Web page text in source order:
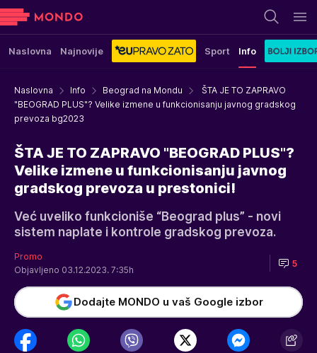
Naslovna Najnovije Sport Info
Naslovna Info Beograd na Mondu
ŠTA JE TO ZAPRAVO
"BEOGRAD PLUS"? Velike izmene u funkcionisanju javnog gradskog
prevoza bg2023
ŠTA JE TO ZAPRAVO "BEOGRAD PLUS"?
Velike izmene u funkcionisanju javnog
gradskog prevoza u prestonici!
Već uveliko funkcioniše “Beograd plus” - novi
sistem naplate i kontrole gradskog prevoza.
Promo
Objavljeno 03.12.2023. 7:35h
5
Dodajte MONDO u vaš Google izbor